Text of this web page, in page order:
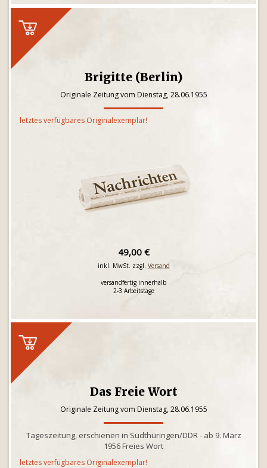
Brigitte (Berlin)
Originale Zeitung vom Dienstag, 28.06.1955
letztes verfügbares Originalexemplar!
49,00 €
inkl. MwSt. zzgl. Versand
versandfertig innerhalb
2-3 Arbeitstage
Das Freie Wort
Originale Zeitung vom Dienstag, 28.06.1955
Tageszeitung, erschienen in Südthüringen/DDR - ab 9. März
1956 Freies Wort
letztes verfügbares Originalexemplar!